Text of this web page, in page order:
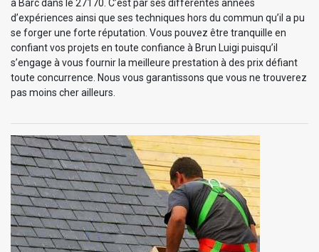
à Barc dans le 27170. C’est par ses différentes années
d’expériences ainsi que ses techniques hors du commun qu’il a pu
se forger une forte réputation. Vous pouvez être tranquille en
confiant vos projets en toute confiance à Brun Luigi puisqu’il
s’engage à vous fournir la meilleure prestation à des prix défiant
toute concurrence. Nous vous garantissons que vous ne trouverez
pas moins cher ailleurs.